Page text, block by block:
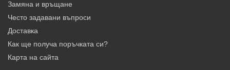
Замяна и връщане
Често задавани въпроси
Доставка
Как ще получа поръчката си?
Карта на сайта